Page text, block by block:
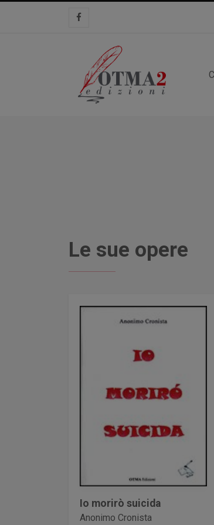
Le sue opere
Io morirò suicida
Anonimo Cronista